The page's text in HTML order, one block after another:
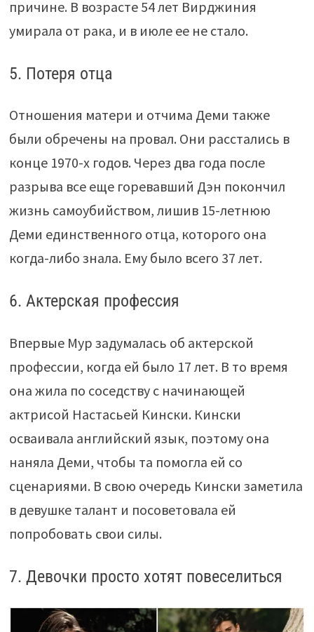
причине. В возрасте 54 лет Вирджиния
умирала от рака, и в июле ее не стало.
5. Потеря отца
Отношения матери и отчима Деми также
были обречены на провал. Они расстались в
конце 1970-х годов. Через два года после
разрыва все еще горевавший Дэн покончил
жизнь самоубийством, лишив 15-летнюю
Деми единственного отца, которого она
когда-либо знала. Ему было всего 37 лет.
6. Актерская профессия
Впервые Мур задумалась об актерской
профессии, когда ей было 17 лет. В то время
она жила по соседству с начинающей
актрисой Настасьей Кински. Кински
осваивала английский язык, поэтому она
наняла Деми, чтобы та помогла ей со
сценариями. В свою очередь Кински заметила
в девушке талант и посоветовала ей
попробовать свои силы.
7. Девочки просто хотят повеселиться